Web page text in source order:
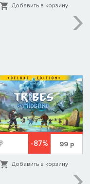
Добавить в корзину
-87% 99р
Добавить в корзину